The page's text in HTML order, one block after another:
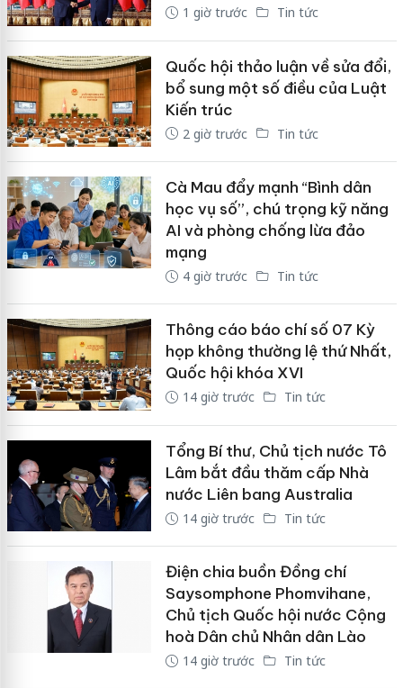
1 giờ trước Tin tức
Quốc hội thảo luận về sửa đổi,
bổ sung một số điều của Luật
Kiến trúc
2 giờ trước Tin tức
Cà Mau đẩy mạnh “Bình dân
học vụ số”, chú trọng kỹ năng
AI và phòng chống lừa đảo
mạng
4 giờ trước Tin tức
Thông cáo báo chí số 07 Kỳ
họp không thường lệ thứ Nhất,
Quốc hội khóa XVI
14 giờ trước Tin tức
Tổng Bí thư, Chủ tịch nước Tô
Lâm bắt đầu thăm cấp Nhà
nước Liên bang Australia
14 giờ trước Tin tức
Điện chia buồn Đồng chí
Saysomphone Phomvihane,
Chủ tịch Quốc hội nước Cộng
hoà Dân chủ Nhân dân Lào
14 giờ trước Tin tức